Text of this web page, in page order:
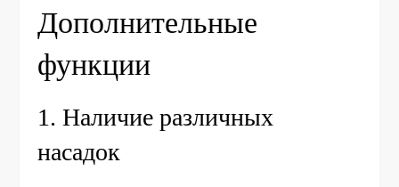
Дополнительные
функции
1. Наличие различных
насадок